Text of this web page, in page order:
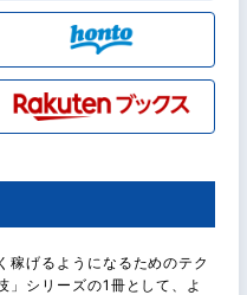
稼げるようになるためのテク
」シリーズの1冊として、よ